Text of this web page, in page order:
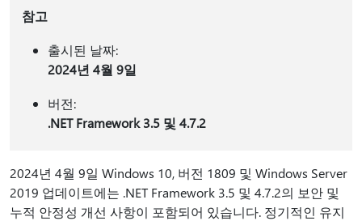
참고
출시된 날짜:
2024년 4월 9일
버전:
.NET Framework 3.5 및 4.7.2
2024년 4월 9일 Windows 10, 버전 1809 및 Windows Server
2019 업데이트에는 .NET Framework 3.5 및 4.7.2의 보안 및
누적 안정성 개선 사항이 포함되어 있습니다. 정기적인 유지